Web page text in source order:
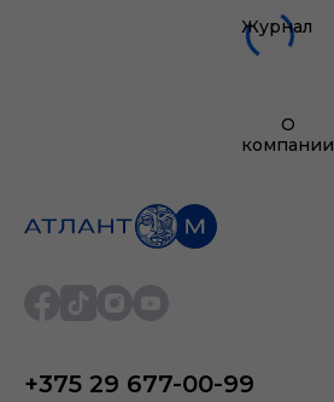
Журнал
О
компании
+375 29 677-00-99